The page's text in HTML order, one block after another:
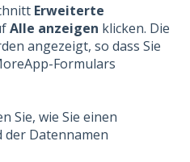
Erweiterte
Alle anzeigen klicken. Die
angezeigt, so dass Sie
Formulars
Sie, wie Sie einen
Datennamen